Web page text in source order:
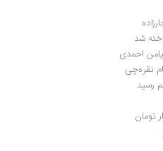
شد
احمدی
نقره‌چی
رسید